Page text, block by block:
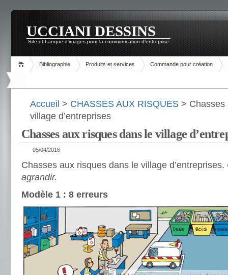
UCCIANI DESSINS
Site et banque d'images pour la communication d'entreprise
Bibliographie Produits et services Commande pour création
Accueil > CHASSES AUX RISQUES > Chasses
village d’entreprises
Chasses aux risques dans le village
05/04/2016
Chasses aux risques dans le village d’entreprises.
agrandir.
Modèle 1 : 8 erreurs